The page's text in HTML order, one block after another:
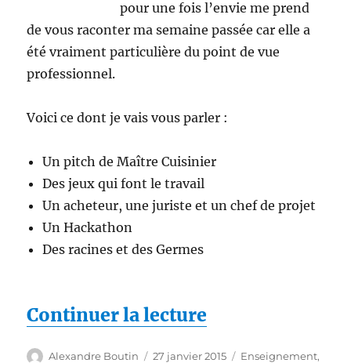
pour une fois l’envie me prend
de vous raconter ma semaine passée car elle a
été vraiment particulière du point de vue
professionnel.
Voici ce dont je vais vous parler :
Un pitch de Maître Cuisinier
Des jeux qui font le travail
Un acheteur, une juriste et un chef de projet
Un Hackathon
Des racines et des Germes
Continuer la lecture
Auteur
Alexandre Boutin
Publié
27 janvier 2015 Catégories
Enseignement,